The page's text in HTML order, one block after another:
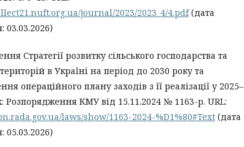
journal/2023/2023_4/4.pdf(дата
03.03.2026)
Стратегії розвитку сільського господарства та
в Україні на період до 2030 року та
операційного плану заходів з її реалізації у 2025–
Розпорядження КМУ від 15.11.2024 № 1163-р. URL:
laws/show/1163-2024-%D1%80#Text (дата
05.03.2026)